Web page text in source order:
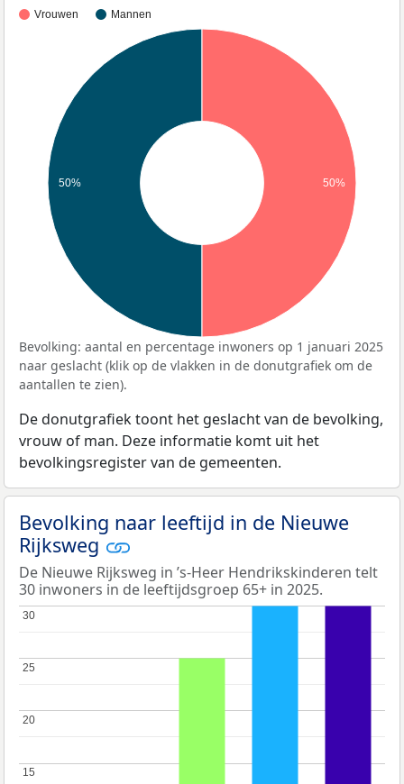
Vrouwen Mannen
50% 50%
Bevolking: aantal en percentage inwoners op 1 januari 2025
naar geslacht (klik op de vlakken in de donutgrafiek om de
aantallen te zien).
De donutgrafiek toont het geslacht van de bevolking,
vrouw of man. Deze informatie komt uit het
bevolkingsregister van de gemeenten.
Bevolking naar leeftijd in de Nieuwe
Rijksweg
De Nieuwe Rijksweg in ’s-Heer Hendrikskinderen telt
30 inwoners in de leeftijdsgroep 65+ in 2025.
15
15
20
20
25
25
30
30